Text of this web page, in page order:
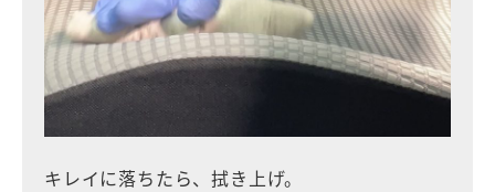
キレイに落ちたら、拭き上げ。